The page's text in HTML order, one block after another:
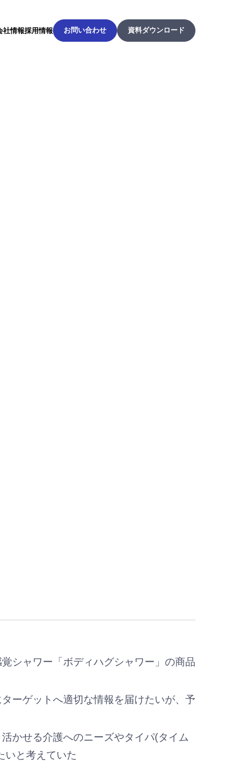
社情報採用情報
お問い合わせ
お問い合わせ
資料ダウンロード
資料ダウンロード
シャワー「ボディハグシャワー」の商品
ーゲットへ適切な情報を届けたいが、予
かせる介護へのニーズやタイパ(タイム
いと考えていた